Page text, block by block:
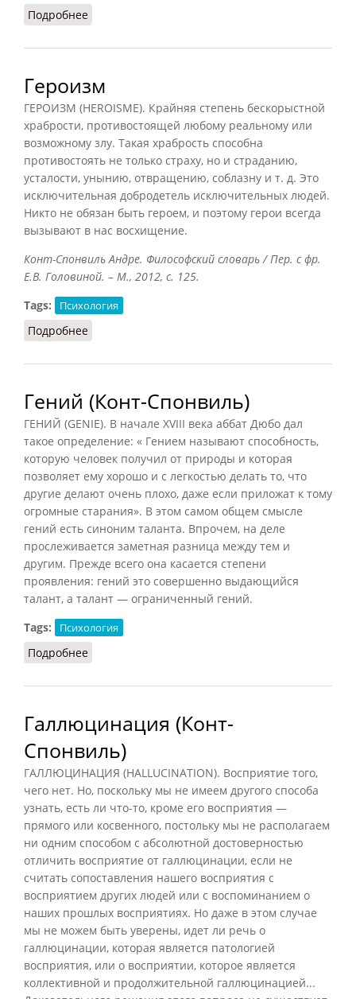
Подробнее
Героизм
ГЕРОИЗМ (HEROISME). Крайняя степень бескорыстной
храбрости, противостоящей любому реальному или
возможному злу. Такая храбрость способна
противостоять не только страху, но и страданию,
усталости, унынию, отвращению, соблазну и т. д. Это
исключительная добродетель исключительных людей.
Никто не обязан быть героем, и поэтому герои всегда
вызывают в нас восхищение.
Конт-Спонвиль Андре. Философский словарь / Пер. с фр.
Е.В. Головиной. – М., 2012, с. 125.
Tags:
Психология
Подробнее
Гений (Конт-Спонвиль)
ГЕНИЙ (GENIE). В начале XVIII века аббат Дюбо дал
такое определение: « Гением называют способность,
которую человек получил от природы и которая
позволяет ему хорошо и с легкостью делать то, что
другие делают очень плохо, даже если приложат к тому
огромные старания». В этом самом общем смысле
гений есть синоним таланта. Впрочем, на деле
прослеживается заметная разница между тем и
другим. Прежде всего она касается степени
проявления: гений это совершенно выдающийся
талант, а талант — ограниченный гений.
Tags:
Психология
Подробнее
Галлюцинация (Конт-
Спонвиль)
ГАЛЛЮЦИНАЦИЯ (HALLUCINATION). Восприятие того,
чего нет. Но, поскольку мы не имеем другого способа
узнать, есть ли что-то, кроме его восприятия —
прямого или косвенного, постольку мы не располагаем
ни одним способом с абсолютной достоверностью
отличить восприятие от галлюцинации, если не
считать сопоставления нашего восприятия с
восприятием других людей или с воспоминанием о
наших прошлых восприятиях. Но даже в этом случае
мы не можем быть уверены, идет ли речь о
галлюцинации, которая является патологией
восприятия, или о восприятии, которое является
коллективной и продолжительной галлюцинацией...